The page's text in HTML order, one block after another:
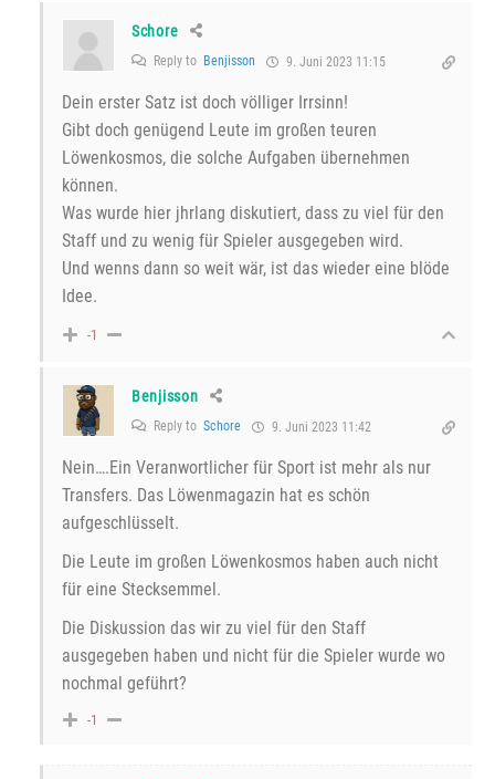
Schore
Reply to Benjisson 9. Juni 2023 11:15
Dein erster Satz ist doch völliger Irrsinn!
Gibt doch genügend Leute im großen teuren
Löwenkosmos, die solche Aufgaben übernehmen
können.
Was wurde hier jhrlang diskutiert, dass zu viel für den
Staff und zu wenig für Spieler ausgegeben wird.
Und wenns dann so weit wär, ist das wieder eine blöde
Idee.
-1
Benjisson
Reply to Schore 9. Juni 2023 11:42
Nein….Ein Veranwortlicher für Sport ist mehr als nur
Transfers. Das Löwenmagazin hat es schön
aufgeschlüsselt.
Die Leute im großen Löwenkosmos haben auch nicht
für eine Stecksemmel.
Die Diskussion das wir zu viel für den Staff
ausgegeben haben und nicht für die Spieler wurde wo
nochmal geführt?
-1